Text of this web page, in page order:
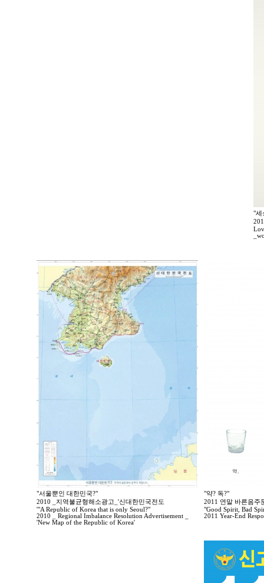
"세
"서울뿐인 대한민국?"
2010 _지역불균형해소광고_'신대한민국전도
'"A Republic of Korea that is only Seoul?"
2010 _ Regional Imbalance Resolution Advertisement _
'New Map of the Republic of Korea'
"약? 독?"
2011 연말 바른음주
"Good Spirit, Bad
2011 Year-End